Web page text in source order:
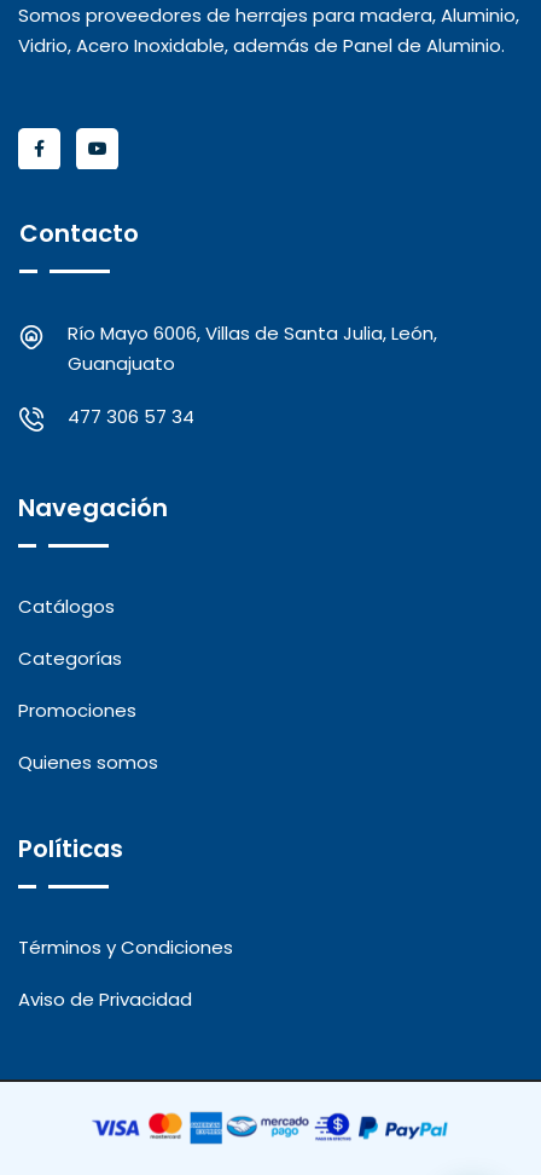
Somos proveedores de herrajes para madera, Aluminio,
Vidrio, Acero Inoxidable, además de Panel de Aluminio.
Contacto
Río Mayo 6006, Villas de Santa Julia, León,
Guanajuato
477 306 57 34
Navegación
Catálogos
Categorías
Promociones
Quienes somos
Políticas
Términos y Condiciones
Aviso de Privacidad